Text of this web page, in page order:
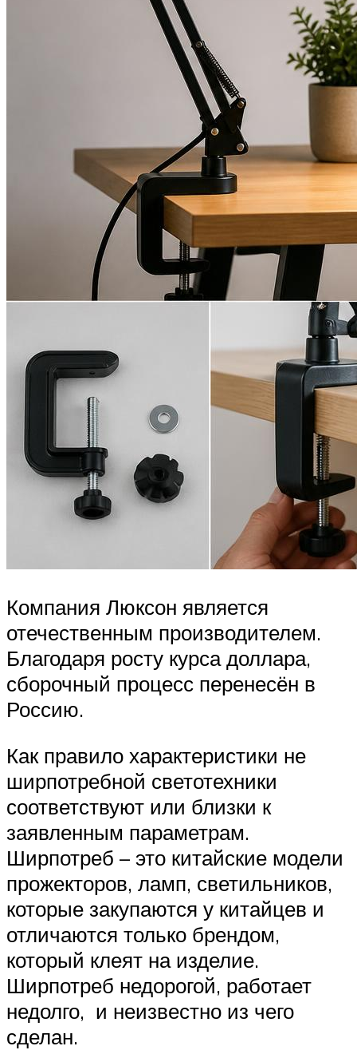
Компания Люксон является
отечественным производителем.
Благодаря росту курса доллара,
сборочный процесс перенесён в
Россию.
Как правило характеристики не
ширпотребной светотехники
соответствуют или близки к
заявленным параметрам.
Ширпотреб – это китайские модели
прожекторов, ламп, светильников,
которые закупаются у китайцев и
отличаются только брендом,
который клеят на изделие.
Ширпотреб недорогой, работает
недолго, и неизвестно из чего
сделан.